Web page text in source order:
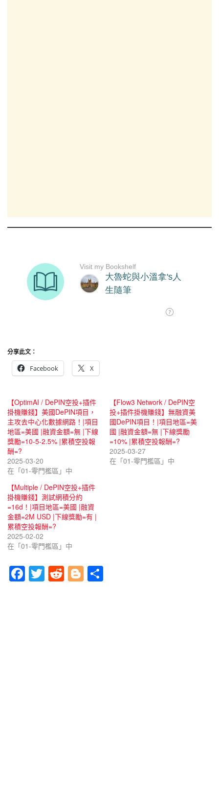
分享此文：
Facebook
X
【OptimAI / DePIN空投+插件
掛機賺錢】美國DePIN項目，
主攻去中心化數據網路！|項目
地區=美國 |融資金額=無 |下線
獎勵=10-5-2.5% |累積空投報
酬=?
2025-03-20
在「01-零門檻區」中
【Flow3 Network / DePIN空
投+插件掛機賺錢】無融資美
國DePIN項目！|項目地區=美
國 |融資金額=無 |下線獎勵
=10% |累積空投報酬=?
2025-03-27
在「01-零門檻區」中
【Multiple / DePIN空投+插件
掛機賺錢】測試網積分約
=16d！|項目地區=美國 |融資
金額=2M USD |下線獎勵=有 |
累積空投報酬=?
2025-02-02
在「01-零門檻區」中
F
a
T
wi
R
e
Bl
o